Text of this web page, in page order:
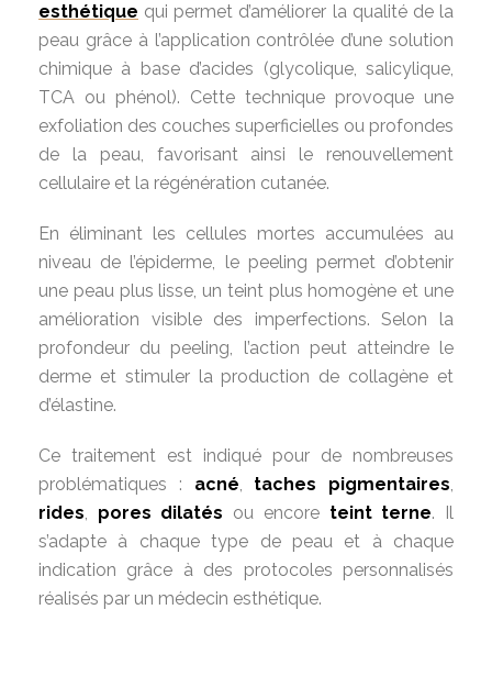
esthétique qui permet d’améliorer la qualité de la
peau grâce à l’application contrôlée d’une solution
chimique à base d’acides (glycolique, salicylique,
TCA ou phénol). Cette technique provoque une
exfoliation des couches superficielles ou profondes
de la peau, favorisant ainsi le renouvellement
cellulaire et la régénération cutanée.
En éliminant les cellules mortes accumulées au
niveau de l’épiderme, le peeling permet d’obtenir
une peau plus lisse, un teint plus homogène et une
amélioration visible des imperfections. Selon la
profondeur du peeling, l’action peut atteindre le
derme et stimuler la production de collagène et
d’élastine.
Ce traitement est indiqué pour de nombreuses
problématiques : acné, taches pigmentaires,
rides, pores dilatés ou encore teint terne. Il
s’adapte à chaque type de peau et à chaque
indication grâce à des protocoles personnalisés
réalisés par un médecin esthétique.